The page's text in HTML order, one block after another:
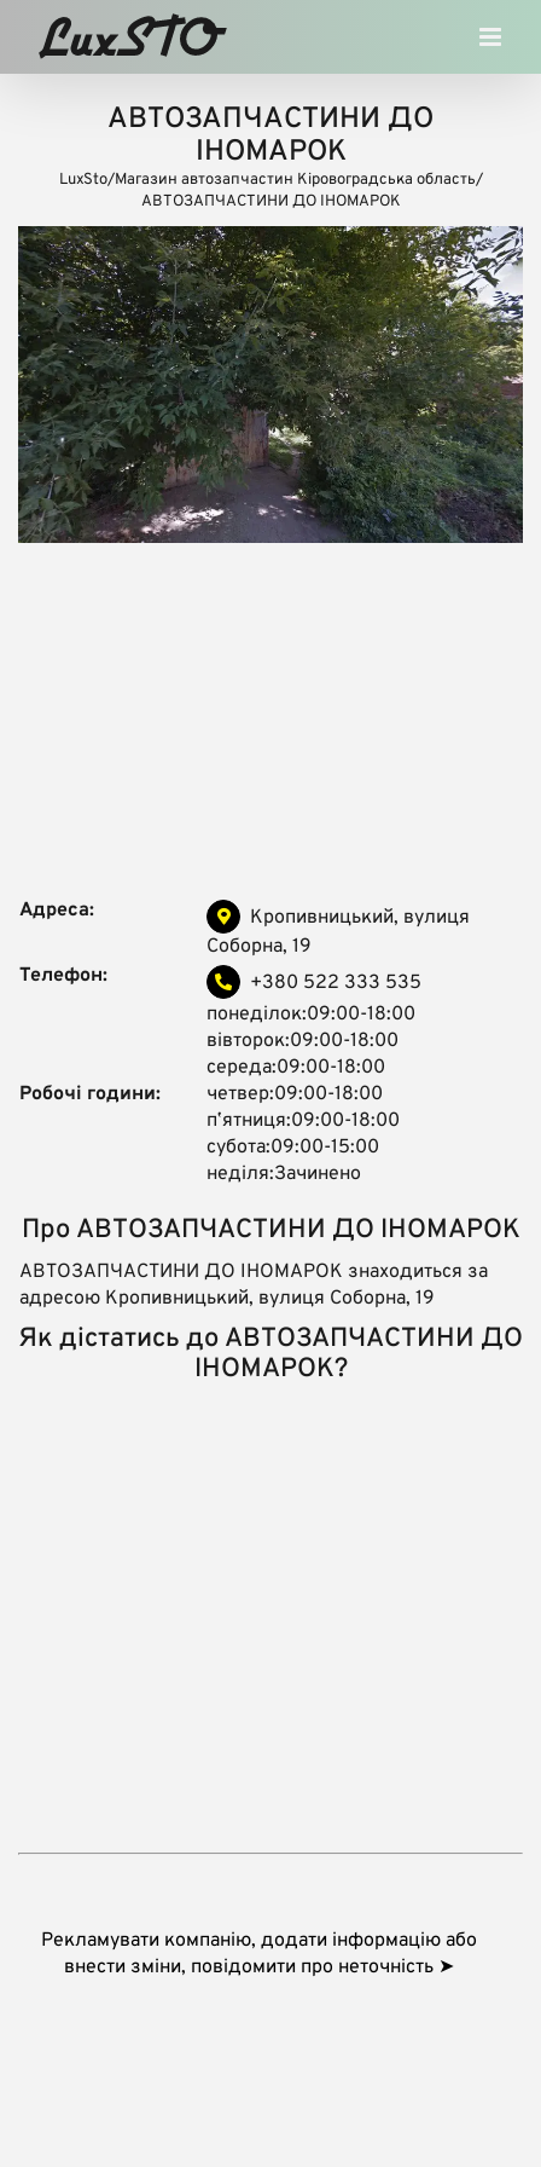
content
АВТОЗАПЧАСТИНИ ДО
ІНОМАРОК
LuxSto/Магазин автозапчастин Кіровоградська область/
АВТОЗАПЧАСТИНИ ДО ІНОМАРОК
Адреса:
Кропивницький, вулиця
Соборна, 19
Телефон:
+380 522 333 535
Робочі години:
понеділок:09:00-18:00
вівторок:09:00-18:00
середа:09:00-18:00
четвер:09:00-18:00
пʼятниця:09:00-18:00
субота:09:00-15:00
неділя:Зачинено
Про АВТОЗАПЧАСТИНИ ДО ІНОМАРОК
АВТОЗАПЧАСТИНИ ДО ІНОМАРОК знаходиться за
адресою Кропивницький, вулиця Соборна, 19
Як дістатись до АВТОЗАПЧАСТИНИ ДО
ІНОМАРОК?
Рекламувати компанію, додати інформацію або
внести зміни, повідомити про неточність ➤